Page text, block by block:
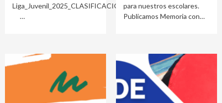
Liga_Juvenil_2025_CLASIFICACIONpara nuestros escolares.
Publicamos Memoria con